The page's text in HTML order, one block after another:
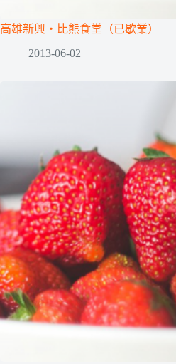
高雄新興‧比熊食堂（已歇業）
2013-06-02